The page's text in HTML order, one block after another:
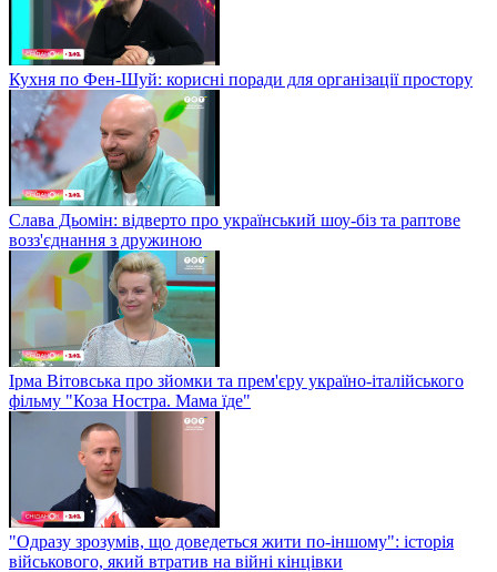
Кухня по Фен-Шуй: корисні поради для організації простору
Слава Дьомін: відверто про український шоу-біз та раптове
возз'єднання з дружиною
Ірма Вітовська про зйомки та прем'єру україно-італійського
фільму "Коза Ностра. Мама їде"
"Одразу зрозумів, що доведеться жити по-іншому": історія
військового, який втратив на війні кінцівки